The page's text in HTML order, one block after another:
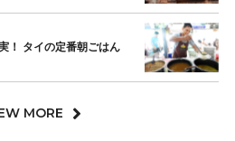
！ タイの定番朝ごはん
MORE